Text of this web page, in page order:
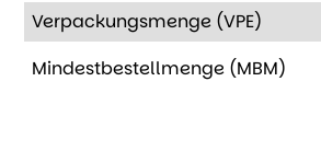
Verpackungsmenge (VPE)
Mindestbestellmenge (MBM)